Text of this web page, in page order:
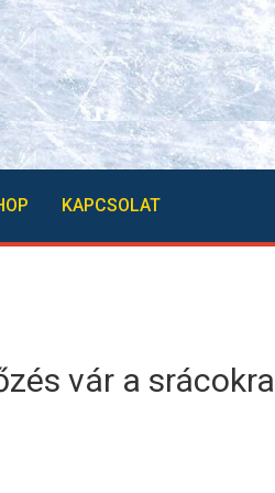
KAPCSOLAT
vár a srácokra